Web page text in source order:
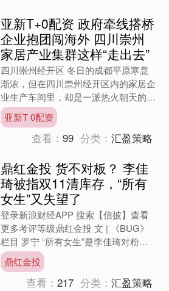
亚新T+0配资 政府牵线搭桥
企业抱团闯海外 四川崇州
家居产业集群这样“走出去”
四川崇州经开区 冬日的成都平原寒意
渐浓，但在四川崇州经开区内的家居企
业生产车间里，却是一派热火朝天的景
象。车间里，机械臂挥舞、叉车穿梭，
一批融合了东方美学与现代....
亚新T 0配资
查看：99 分类：汇盈策略
鼎红金投 货不对板？ 李佳
琦被指双11清库存，“所有
女生”又失望了
登录新浪财经APP 搜索【信披】查看
更多考评等级鼎红金投 文 | 《BUG》
栏目 罗宁 “所有女生”是李佳琦对粉丝
的统一称呼。这个双11，他可能又
让‘所有女生’....
鼎红金投
查看：217 分类：汇盈策略